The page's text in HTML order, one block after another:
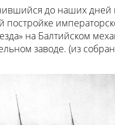
до наших дней
на Балтийском
заводе. (из